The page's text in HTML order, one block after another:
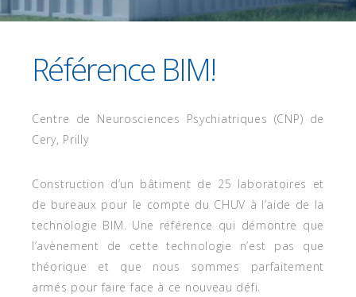
Référence BIM!
Centre de Neurosciences Psychiatriques (CNP) de
Cery, Prilly
Construction d’un bâtiment de 25 laboratoires et
de bureaux pour le compte du CHUV à l’aide de la
technologie BIM. Une référence qui démontre que
l’avènement de cette technologie n’est pas que
théorique et que nous sommes parfaitement
armés pour faire face à ce nouveau défi.